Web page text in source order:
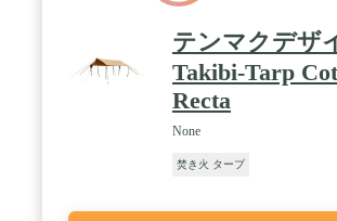
テンマクデザ
Takibi-Tarp
Recta
None
焚き火 タープ